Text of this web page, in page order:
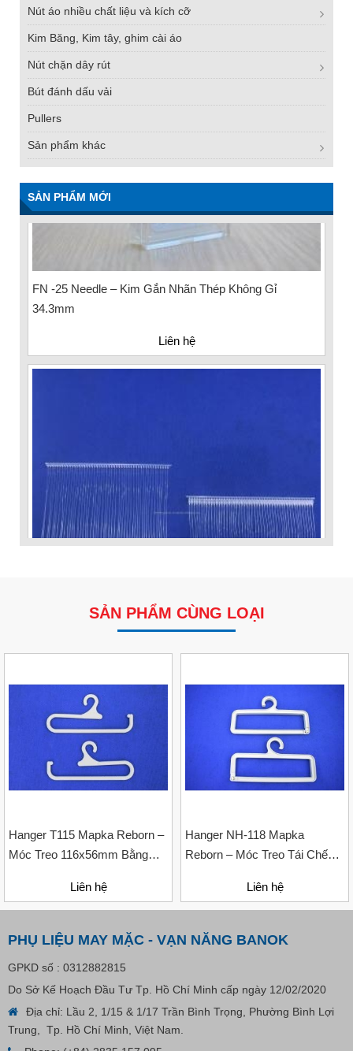
Nút áo nhiều chất liệu và kích cỡ
Kim Băng, Kim tây, ghim cài áo
Nút chặn dây rút
Bút đánh dấu vải
Pullers
Sản phẩm khác
SẢN PHẨM MỚI
FN -25 Needle – Kim Gắn Nhãn Thép Không Gỉ
34.3mm
VP Fas Loop (PP) – Dây Treo Nhãn, Ti Bắn, Đạn Vòng
SẢN PHẨM CÙNG LOẠI
Hanger T115 Mapka Reborn –
Móc Treo 116x56mm Bằng
Liên hệ
Hanger NH-118 Mapka
Reborn – Móc Treo Tái Chế
Liên hệ
PHỤ LIỆU MAY MẶC - VẠN NĂNG BANOK
GPKD số : 0312882815
Do Sở Kế Hoạch Đầu Tư Tp. Hồ Chí Minh cấp ngày 12/02/2020
Địa chỉ: Lầu 2, 1/15 & 1/17 Trần Bình Trọng, Phường Bình Lợi
Trung, Tp. Hồ Chí Minh, Việt Nam.